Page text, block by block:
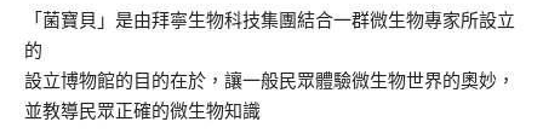
「菌寶貝」是由拜寧生物科技集團結合一群微生物專家所設立
的
設立博物館的目的在於，讓一般民眾體驗微生物世界的奧妙，
並教導民眾正確的微生物知識